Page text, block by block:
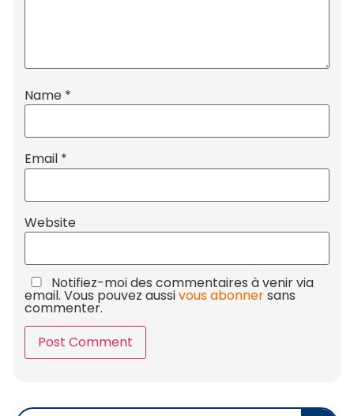
Name *
Email *
Website
Notifiez-moi des commentaires à venir via
email. Vous pouvez aussivous abonnersans
commenter.